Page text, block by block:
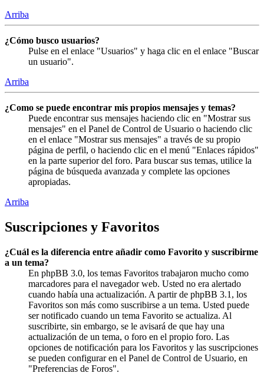
Arriba
¿Cómo busco usuarios?
Pulse en el enlace "Usuarios" y haga clic en el enlace "Buscar
un usuario".
Arriba
¿Como se puede encontrar mis propios mensajes y temas?
Puede encontrar sus mensajes haciendo clic en "Mostrar sus
mensajes" en el Panel de Control de Usuario o haciendo clic
en el enlace "Mostrar sus mensajes" a través de su propio
página de perfil, o haciendo clic en el menú "Enlaces rápidos"
en la parte superior del foro. Para buscar sus temas, utilice la
página de búsqueda avanzada y complete las opciones
apropiadas.
Arriba
Suscripciones y Favoritos
¿Cuál es la diferencia entre añadir como Favorito y suscribirme
a un tema?
En phpBB 3.0, los temas Favoritos trabajaron mucho como
marcadores para el navegador web. Usted no era alertado
cuando había una actualización. A partir de phpBB 3.1, los
Favoritos son más como suscribirse a un tema. Usted puede
ser notificado cuando un tema Favorito se actualiza. Al
suscribirte, sin embargo, se le avisará de que hay una
actualización de un tema, o foro en el propio foro. Las
opciones de notificación para los Favoritos y las suscripciones
se pueden configurar en el Panel de Control de Usuario, en
"Preferencias de Foros".